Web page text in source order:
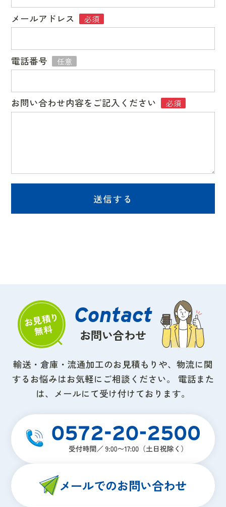
メールアドレス 必須
電話番号 任意
お問い合わせ内容をご記入ください 必須
お問い合わせ
輸送・倉庫・流通加工のお見積もりや、物流に関
するお悩みはお気軽にご相談ください。
電話また
は、メールにて受け付けております。
メールでのお問い合わせ